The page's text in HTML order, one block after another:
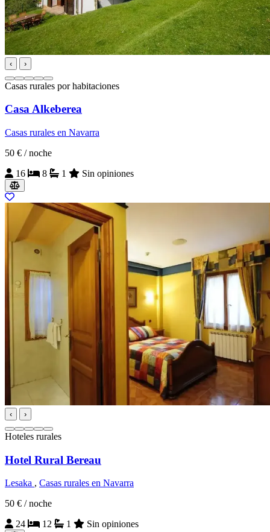
‹ ›
Casas rurales por habitaciones
Casa Alkeberea
Casas rurales en Navarra
50 € / noche
16
8 1 Sin opiniones
‹ ›
Hoteles rurales
Hotel Rural Bereau
Lesaka , Casas rurales en Navarra
50 € / noche
24
12 1 Sin opiniones